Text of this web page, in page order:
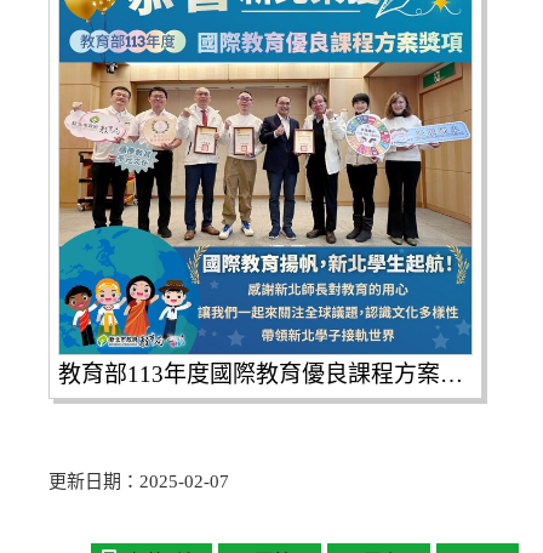
教育部113年度國際教育優良課程方案獎項 國小組特優-��全國唯一特優
更新日期：2025-02-07